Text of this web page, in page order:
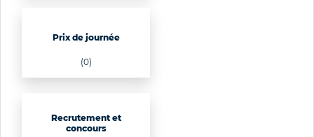
Prix de journée
(0)
Recrutement et
concours